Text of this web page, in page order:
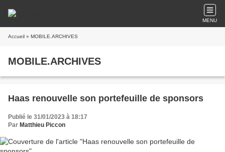
MENU
Accueil » MOBILE.ARCHIVES
MOBILE.ARCHIVES
Haas renouvelle son portefeuille de sponsors
Publié le 31/01/2023 à 18:17
Par Matthieu Piccon